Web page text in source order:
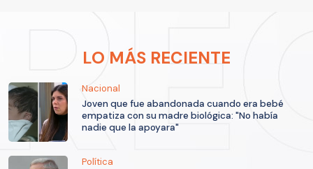
LO MÁS RECIENTE
Nacional
Joven que fue abandonada cuando era bebé
empatiza con su madre biológica: "No había
nadie que la apoyara"
Política